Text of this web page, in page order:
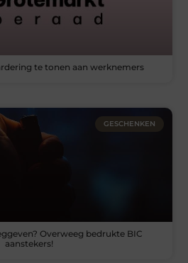
te tonen aan werknemers
GESCHENKEN
Overweeg bedrukte BIC
aanstekers!